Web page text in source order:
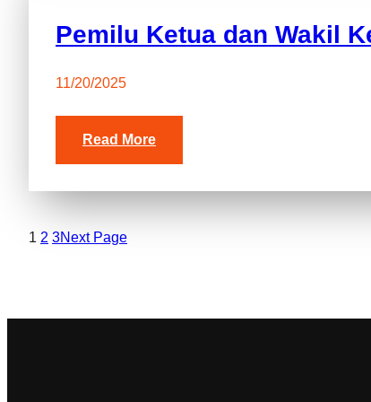
Pemilu Ketua dan Wakil
11/20/2025
Read More
1 2 3Next Page